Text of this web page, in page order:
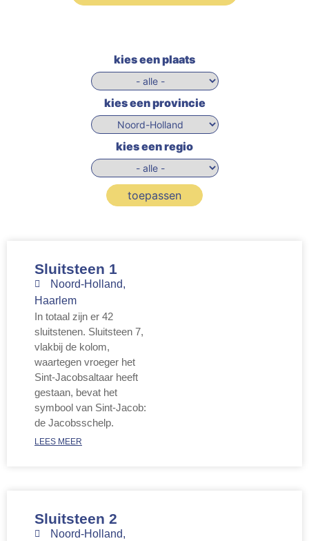
kies een plaats
kies een provincie
kies een regio
toepassen
Sluitsteen 1
Noord-Holland,
Haarlem
In totaal zijn er 42
sluitstenen. Sluitsteen 7,
vlakbij de kolom,
waartegen vroeger het
Sint-Jacobsaltaar heeft
gestaan, bevat het
symbool van Sint-Jacob:
de Jacobsschelp.
LEES MEER
Sluitsteen 2
Noord-Holland,